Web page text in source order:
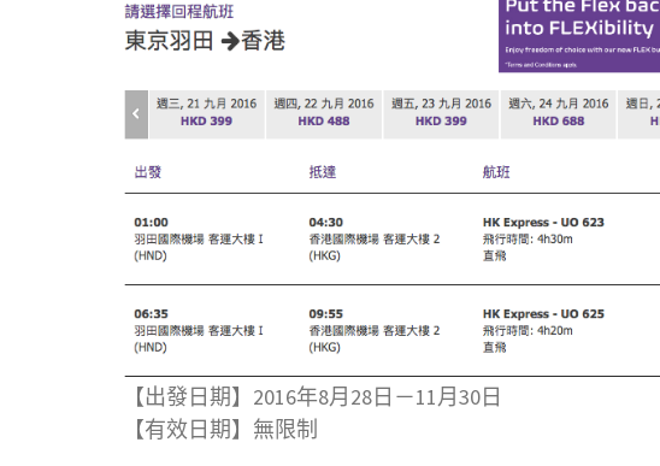
【出發日期】2016年8月28日－11月30日
【有效日期】無限制